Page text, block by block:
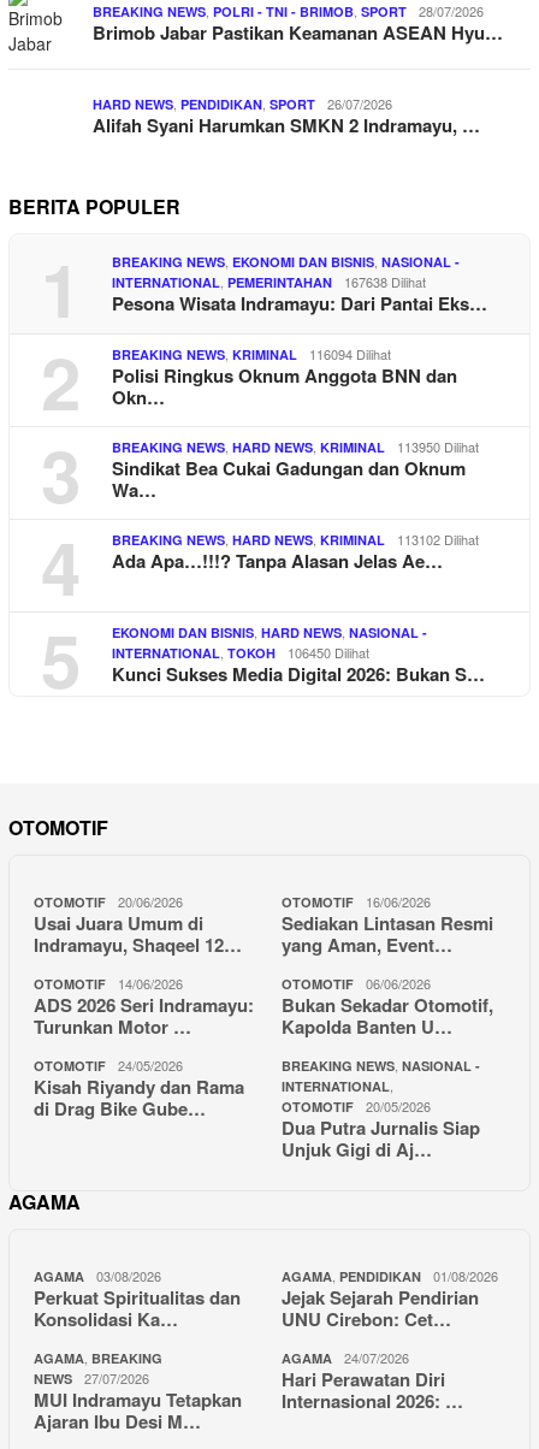
BREAKING NEWS, POLRI - TNI - BRIMOB, SPORT 28/07/2026
Brimob Jabar Pastikan Keamanan ASEAN Hyu…
HARD NEWS, PENDIDIKAN, SPORT 26/07/2026
Alifah Syani Harumkan SMKN 2 Indramayu, …
BERITA POPULER
1 BREAKING NEWS, EKONOMI DAN BISNIS, NASIONAL -
INTERNATIONAL, PEMERINTAHAN 167638 Dilihat
Pesona Wisata Indramayu: Dari Pantai Eks…
2 BREAKING NEWS, KRIMINAL 116094 Dilihat
Polisi Ringkus Oknum Anggota BNN dan
Okn…
3 BREAKING NEWS, HARD NEWS, KRIMINAL 113950 Dilihat
Sindikat Bea Cukai Gadungan dan Oknum
Wa…
4 BREAKING NEWS, HARD NEWS, KRIMINAL 113102 Dilihat
Ada Apa…!!!? Tanpa Alasan Jelas Ae…
5 EKONOMI DAN BISNIS, HARD NEWS, NASIONAL -
INTERNATIONAL, TOKOH 106450 Dilihat
Kunci Sukses Media Digital 2026: Bukan S…
OTOMOTIF
OTOMOTIF 20/06/2026
Usai Juara Umum di
Indramayu, Shaqeel 12…
OTOMOTIF 16/06/2026
Sediakan Lintasan Resmi
yang Aman, Event…
OTOMOTIF 14/06/2026
ADS 2026 Seri Indramayu:
Turunkan Motor …
OTOMOTIF 06/06/2026
Bukan Sekadar Otomotif,
Kapolda Banten U…
OTOMOTIF 24/05/2026
Kisah Riyandy dan Rama
di Drag Bike Gube…
BREAKING NEWS, NASIONAL -
INTERNATIONAL,
OTOMOTIF 20/05/2026
Dua Putra Jurnalis Siap
Unjuk Gigi di Aj…
AGAMA
AGAMA 03/08/2026
Perkuat Spiritualitas dan
Konsolidasi Ka…
AGAMA, PENDIDIKAN 01/08/2026
Jejak Sejarah Pendirian
UNU Cirebon: Cet…
AGAMA, BREAKING
NEWS
27/07/2026
MUI Indramayu Tetapkan
Ajaran Ibu Desi M…
AGAMA 24/07/2026
Hari Perawatan Diri
Internasional 2026: …